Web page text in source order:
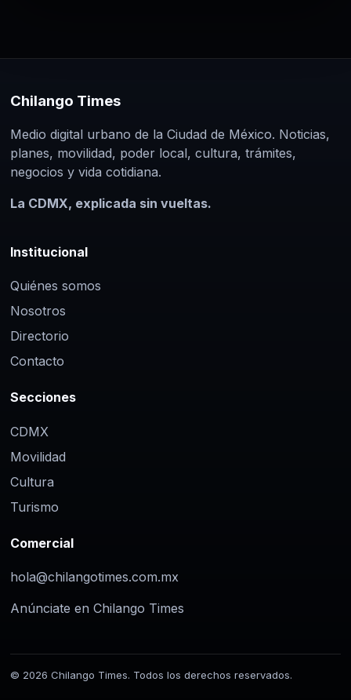
Chilango Times
Medio digital urbano de la Ciudad de México. Noticias,
planes, movilidad, poder local, cultura, trámites,
negocios y vida cotidiana.
La CDMX, explicada sin vueltas.
Institucional
Quiénes somos
Nosotros
Directorio
Contacto
Secciones
CDMX
Movilidad
Cultura
Turismo
Comercial
hola@chilangotimes.com.mx
Anúnciate en Chilango Times
© 2026 Chilango Times. Todos los derechos reservados.